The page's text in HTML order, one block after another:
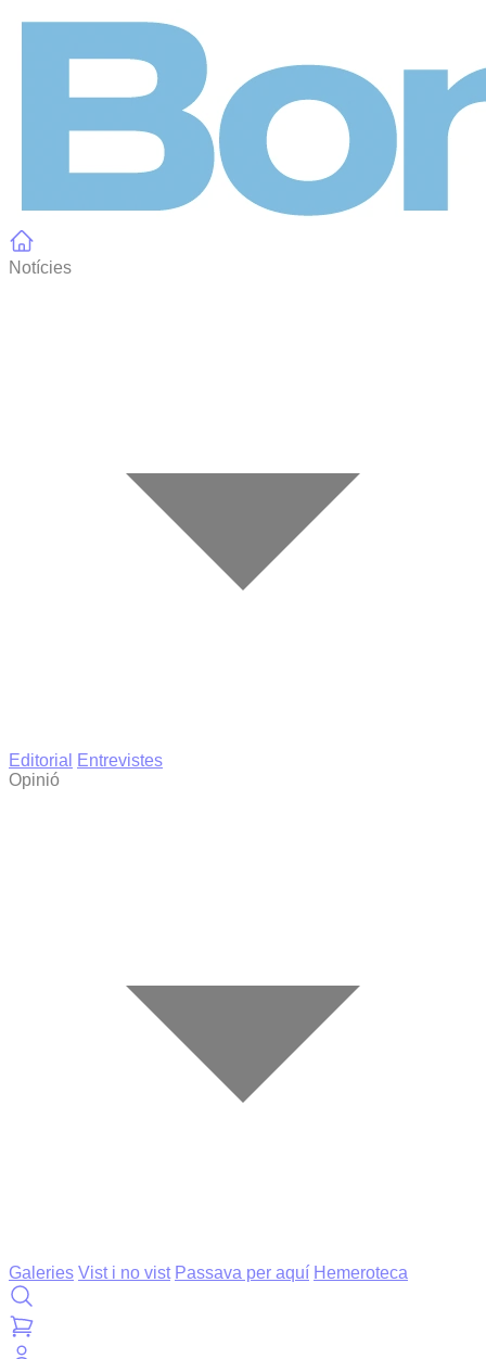
Notícies
Editorial
Entrevistes
Opinió
Galeries Vist i no vist Passava per aquí Hemeroteca